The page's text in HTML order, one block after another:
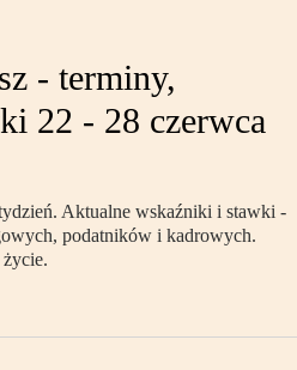
- terminy,
22 - 28 czerwca
Aktualne wskaźniki i stawki -
podatników i kadrowych.